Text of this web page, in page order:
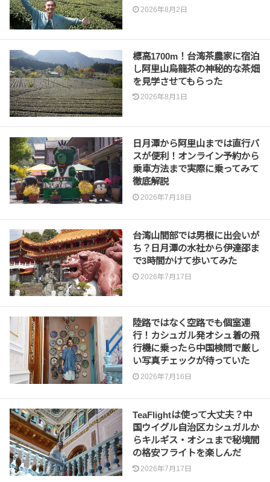
2026年8月2日
標高1700m！台湾茶農家に宿泊
し阿里山烏龍茶の神秘的な茶畑
を見学させてもらった
2026年8月1日
日月潭から阿里山までは直行バ
スが便利！オンライン予約から
乗車方法まで実際に乗ってみて
徹底解説
2026年7月18日
台湾山間部では男根に出会いが
ち？日月潭の水社から伊達邵ま
で3時間かけて歩いてみた
2026年7月17日
陸路ではなく空路でも個室連
行！カシュガル発オシュ着の飛
行機に乗ったら中国検問で厳し
い写真チェックが待っていた
2026年7月16日
TeaFlightは使って大丈夫？中
国ウイグル自治区カシュガルか
らキルギス・オシュまで秘境間
の格安フライトを楽しんだ
2026年7月17日